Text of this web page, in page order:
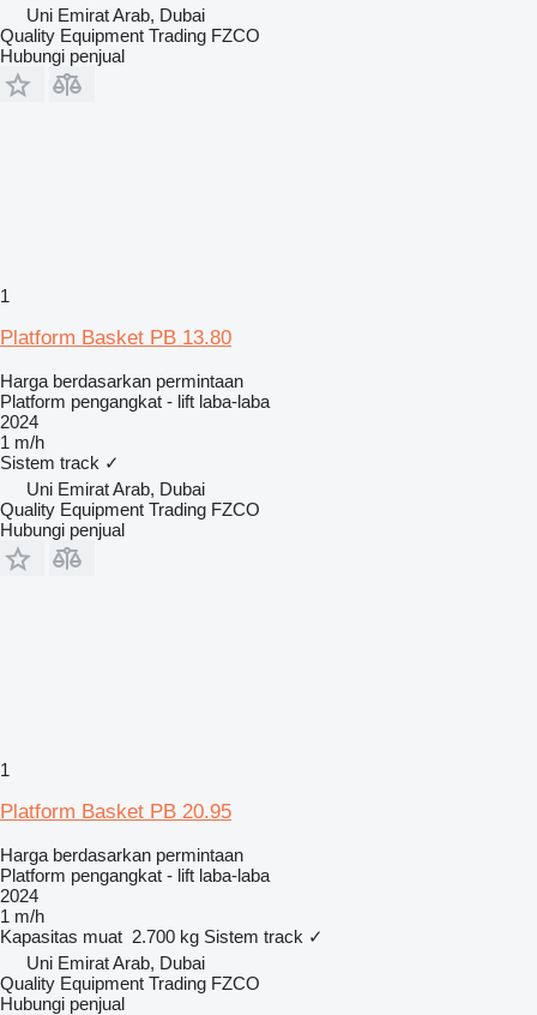
Uni Emirat Arab, Dubai
Quality Equipment Trading FZCO
Hubungi penjual
1
Platform Basket PB 13.80
Harga berdasarkan permintaan
Platform pengangkat - lift laba-laba
2024
1 m/h
Sistem track ✓
Uni Emirat Arab, Dubai
Quality Equipment Trading FZCO
Hubungi penjual
1
Platform Basket PB 20.95
Harga berdasarkan permintaan
Platform pengangkat - lift laba-laba
2024
1 m/h
Kapasitas muat 2.700 kg Sistem track ✓
Uni Emirat Arab, Dubai
Quality Equipment Trading FZCO
Hubungi penjual